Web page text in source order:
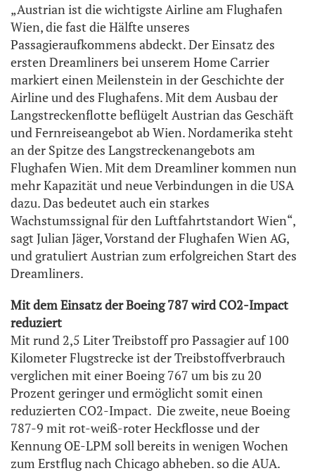
„Austrian ist die wichtigste Airline am Flughafen
Wien, die fast die Hälfte unseres
Passagieraufkommens abdeckt. Der Einsatz des
ersten Dreamliners bei unserem Home Carrier
markiert einen Meilenstein in der Geschichte der
Airline und des Flughafens. Mit dem Ausbau der
Langstreckenflotte beflügelt Austrian das Geschäft
und Fernreiseangebot ab Wien. Nordamerika steht
an der Spitze des Langstreckenangebots am
Flughafen Wien. Mit dem Dreamliner kommen nun
mehr Kapazität und neue Verbindungen in die USA
dazu. Das bedeutet auch ein starkes
Wachstumssignal für den Luftfahrtstandort Wien“,
sagt Julian Jäger, Vorstand der Flughafen Wien AG,
und gratuliert Austrian zum erfolgreichen Start des
Dreamliners.
Mit dem Einsatz der Boeing 787 wird CO2-Impact
reduziert
Mit rund 2,5 Liter Treibstoff pro Passagier auf 100
Kilometer Flugstrecke ist der Treibstoffverbrauch
verglichen mit einer Boeing 767 um bis zu 20
Prozent geringer und ermöglicht somit einen
reduzierten CO2-Impact. Die zweite, neue Boeing
787-9 mit rot-weiß-roter Heckflosse und der
Kennung OE-LPM soll bereits in wenigen Wochen
zum Erstflug nach Chicago abheben. so die AUA.